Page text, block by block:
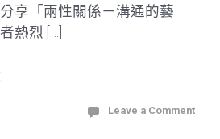
享「兩性關係－溝通的藝
熱烈 […]
Leave a Comment